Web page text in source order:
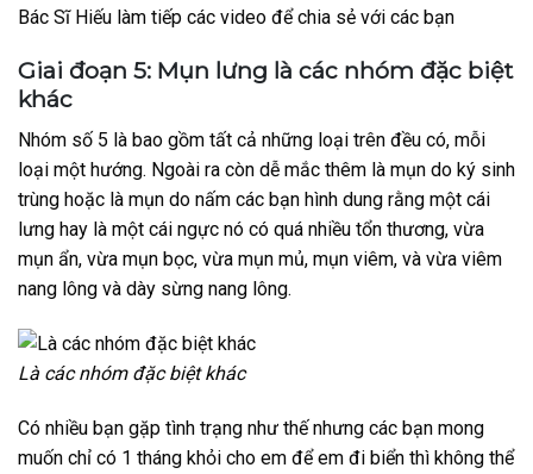
Bác Sĩ Hiếu làm tiếp các video để chia sẻ với các bạn
Giai đoạn 5: Mụn lưng là các nhóm đặc biệt
khác
Nhóm số 5 là bao gồm tất cả những loại trên đều có, mỗi
loại một hướng. Ngoài ra còn dễ mắc thêm là mụn do ký sinh
trùng hoặc là mụn do nấm các bạn hình dung rằng một cái
lưng hay là một cái ngực nó có quá nhiều tổn thương, vừa
mụn ẩn, vừa mụn bọc, vừa mụn mủ, mụn viêm, và vừa viêm
nang lông và dày sừng nang lông.
Là các nhóm đặc biệt khác
Có nhiều bạn gặp tình trạng như thế nhưng các bạn mong
muốn chỉ có 1 tháng khỏi cho em để em đi biển thì không thể